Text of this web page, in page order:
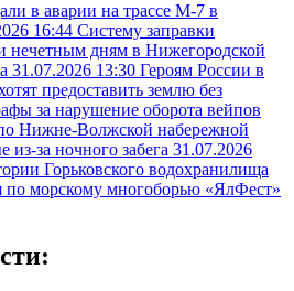
в аварии на трассе М-7 в
16:44 Систему заправки
нечетным дням в Нижегородской
31.07.2026 13:30 Героям России в
предоставить землю без
за нарушение оборота вейпов
Нижне-Волжской набережной
из-за ночного забега 31.07.2026
Горьковского водохранилища
по морскому многоборью «ЯлФест»